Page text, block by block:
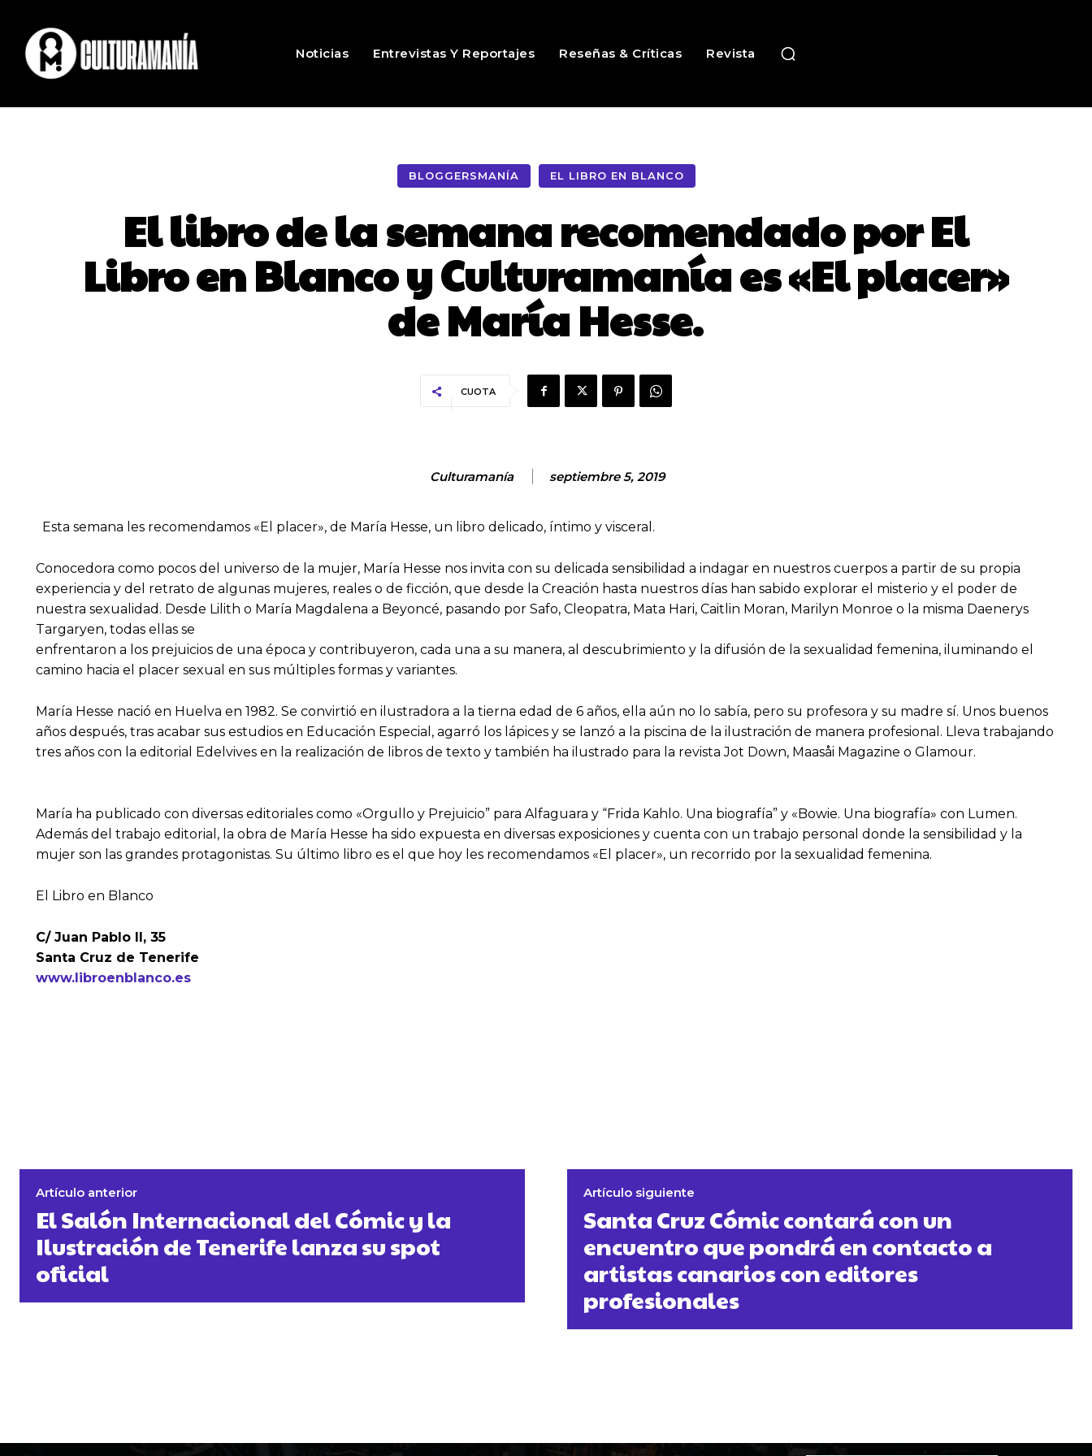
Noticias Entrevistas Y Reportajes Reseñas & Críticas Revista
BLOGGERSMANÍA EL LIBRO EN BLANCO
El libro de la semana recomendado por El
Libro en Blanco y Culturamanía es «El placer»
de María Hesse.
CUOTA
Culturamanía septiembre 5, 2019
Esta semana les recomendamos «El placer», de María Hesse, un libro delicado, íntimo y visceral.
Conocedora como pocos del universo de la mujer, María Hesse nos invita con su delicada sensibilidad a indagar en nuestros cuerpos a partir de su propia
experiencia y del retrato de algunas mujeres, reales o de ficción, que desde la Creación hasta nuestros días han sabido explorar el misterio y el poder de
nuestra sexualidad. Desde Lilith o María Magdalena a Beyoncé, pasando por Safo, Cleopatra, Mata Hari, Caitlin Moran, Marilyn Monroe o la misma Daenerys
Targaryen, todas ellas se
enfrentaron a los prejuicios de una época y contribuyeron, cada una a su manera, al descubrimiento y la difusión de la sexualidad femenina, iluminando el
camino hacia el placer sexual en sus múltiples formas y variantes.
María Hesse nació en Huelva en 1982. Se convirtió en ilustradora a la tierna edad de 6 años, ella aún no lo sabía, pero su profesora y su madre sí. Unos buenos
años después, tras acabar sus estudios en Educación Especial, agarró los lápices y se lanzó a la piscina de la ilustración de manera profesional. Lleva trabajando
tres años con la editorial Edelvives en la realización de libros de texto y también ha ilustrado para la revista Jot Down, Maasåi Magazine o Glamour.
María ha publicado con diversas editoriales como «Orgullo y Prejuicio” para Alfaguara y “Frida Kahlo. Una biografía” y «Bowie. Una biografía» con Lumen.
Además del trabajo editorial, la obra de María Hesse ha sido expuesta en diversas exposiciones y cuenta con un trabajo personal donde la sensibilidad y la
mujer son las grandes protagonistas. Su último libro es el que hoy les recomendamos «El placer», un recorrido por la sexualidad femenina.
El Libro en Blanco
C/ Juan Pablo II, 35
Santa Cruz de Tenerife
www.libroenblanco.es
Artículo anterior
El Salón Internacional del Cómic y la
Ilustración de Tenerife lanza su spot
oficial
Artículo siguiente
Santa Cruz Cómic contará con un
encuentro que pondrá en contacto a
artistas canarios con editores
profesionales